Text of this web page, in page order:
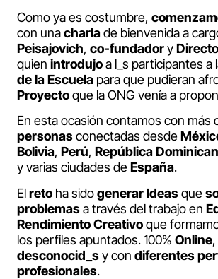
Como ya es costumbre,
con unacharlade bienvenida a
Peisajovich, co-fundadory
quien introdujoa l_s participantes a
de la Escuela para que pudieran
Proyectoque la ONG venía a
En esta ocasión contamos con más
personasconectadas desde
Bolivia, Perú, República
y varias ciudades deEspaña.
Elreto ha sidogenerarIdeasque
problemasa través del trabajo en
Rendimiento Creativoque
los perfiles apuntados. 100% Online
desconocid_sy con diferentes
profesionales.